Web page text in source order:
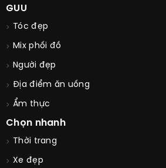
GUU
Tóc đẹp
Mix phối đồ
Người đẹp
Địa điểm ăn uống
Ẩm thực
Chọn nhanh
Thời trang
Xe đẹp